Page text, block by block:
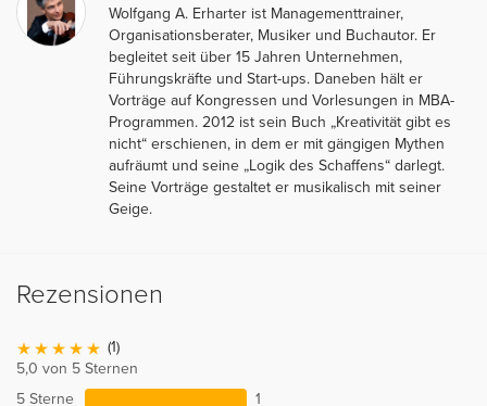
Wolfgang A. Erharter ist Managementtrainer,
Organisationsberater, Musiker und Buchautor. Er
begleitet seit über 15 Jahren Unternehmen,
Führungskräfte und Start-ups. Daneben hält er
Vorträge auf Kongressen und Vorlesungen in MBA-
Programmen. 2012 ist sein Buch „Kreativität gibt es
nicht“ erschienen, in dem er mit gängigen Mythen
aufräumt und seine „Logik des Schaffens“ darlegt.
Seine Vorträge gestaltet er musikalisch mit seiner
Geige.
Rezensionen
(1)
5,0 von 5 Sternen
5 Sterne
1